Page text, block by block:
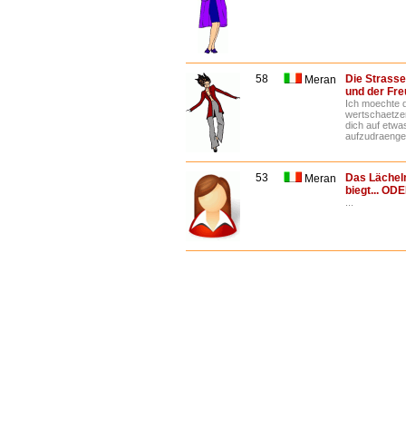
58 Meran
Die
und der
Ich moechte
dich auf
53 Meran
Das
biegt...